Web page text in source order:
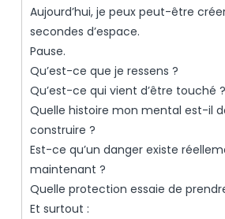
Aujourd’hui, je peux peut-être
secondes d’espace.
Pause.
Qu’est-ce que je ressens ?
Qu’est-ce qui vient d’être touché ?
Quelle histoire mon mental est-il
construire ?
Est-ce qu’un danger existe
maintenant ?
Quelle protection essaie de
Et surtout :